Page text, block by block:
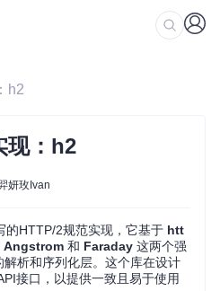
h2
现：h2
妍玫Ivan
的HTTP/2规范实现，它基于 htt
Angstrom 和 Faraday 这两个强
析和序列化层。这个库在设计
接口，以提供一致且易于使用